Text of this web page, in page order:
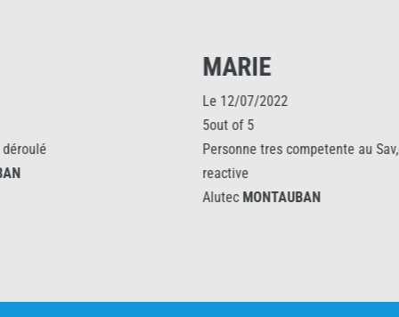
Personne tres competente au Sav,disponible et
MONTAUBAN